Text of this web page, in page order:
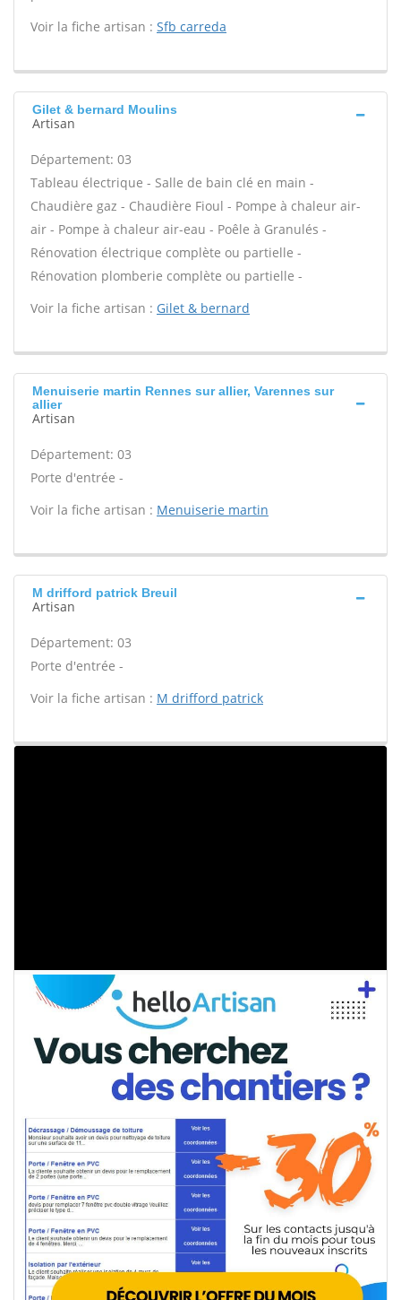
Voir la fiche artisan : Sfb carreda
Gilet & bernard Moulins
Artisan
Département: 03
Tableau électrique - Salle de bain clé en main -
Chaudière gaz - Chaudière Fioul - Pompe à chaleur air-
air - Pompe à chaleur air-eau - Poêle à Granulés -
Rénovation électrique complète ou partielle -
Rénovation plomberie complète ou partielle -
Voir la fiche artisan : Gilet & bernard
Menuiserie martin Rennes sur allier, Varennes sur
allier
Artisan
Département: 03
Porte d'entrée -
Voir la fiche artisan : Menuiserie martin
M drifford patrick Breuil
Artisan
Département: 03
Porte d'entrée -
Voir la fiche artisan : M drifford patrick